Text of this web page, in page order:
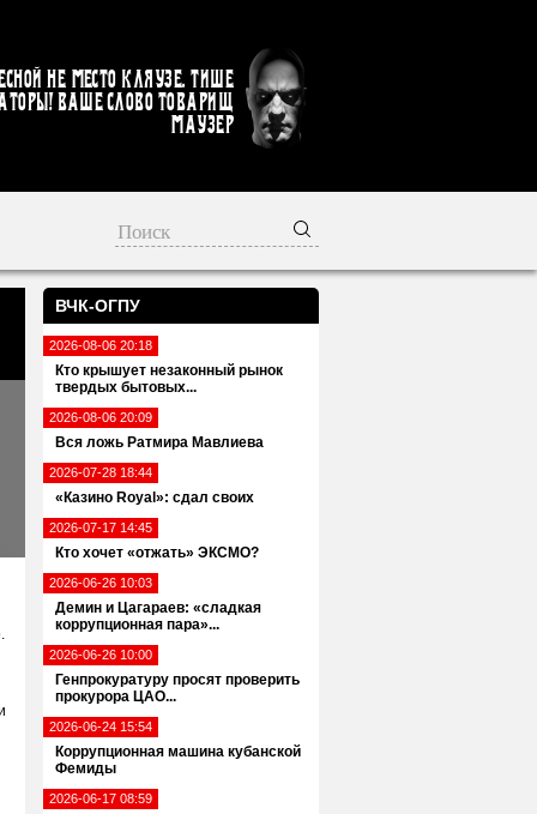
не место кляузе. Тише
Ваше слово товарищ
Маузер
ВЧК-ОГПУ
2026-08-06 20:18
Кто крышует незаконный рынок
твердых бытовых...
2026-08-06 20:09
Вся ложь Ратмира Мавлиева
2026-07-28 18:44
«Казино Royal»: сдал своих
2026-07-17 14:45
Кто хочет «отжать» ЭКСМО?
2026-06-26 10:03
Демин и Цагараев: «сладкая
коррупционная пара»...
2026-06-26 10:00
Генпрокуратуру просят проверить
прокурора ЦАО...
2026-06-24 15:54
Коррупционная машина кубанской
Фемиды
2026-06-17 08:59